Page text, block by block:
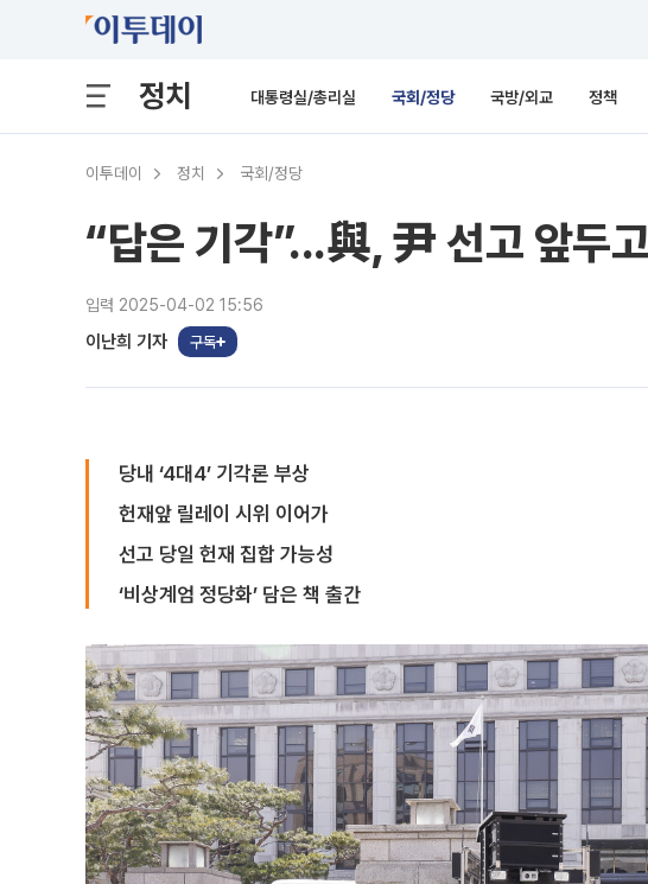
정치 대통령실/총리실 국회/정당 국방/외교 정책
이투데이 정치 국회/정당
“답은 기각”...與, 尹 선고 앞두
입력 2025-04-02 15:56
이난희 기자 구독
당내 ‘4대4’ 기각론 부상
헌재앞 릴레이 시위 이어가
선고 당일 헌재 집합 가능성
‘비상계엄 정당화’ 담은 책 출간